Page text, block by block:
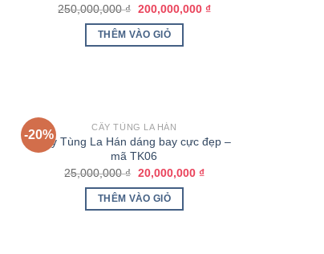
250,000,000₫ 200,000,000 ₫
THÊM VÀO GIỎ
-20%
CÂY TÙNG LA HÁN
Cây Tùng La Hán dáng bay cực đẹp –
mã TK06
25,000,000₫ 20,000,000 ₫
THÊM VÀO GIỎ